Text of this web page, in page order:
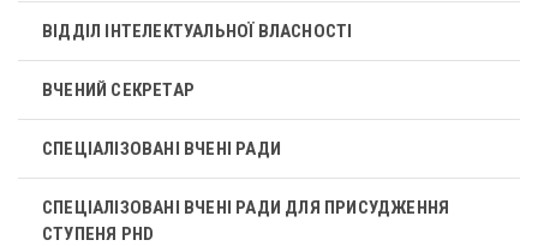
ВІДДІЛ ІНТЕЛЕКТУАЛЬНОЇ ВЛАСНОСТІ
ВЧЕНИЙ СЕКРЕТАР
СПЕЦІАЛІЗОВАНІ ВЧЕНІ РАДИ
СПЕЦІАЛІЗОВАНІ ВЧЕНІ РАДИ ДЛЯ ПРИСУДЖЕННЯ
СТУПЕНЯ PHD